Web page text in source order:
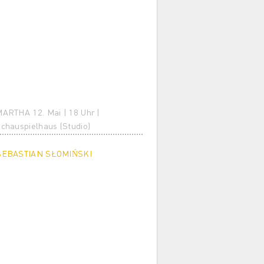
12. Mai | 18 Uhr |
(Studio)
SŁOMIŃSKI